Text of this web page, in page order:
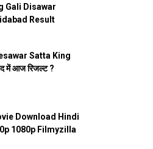
Gali Disawar
Result
Satta King
में आज रिजल्ट ?
Download Hindi
1080p Filmyzilla